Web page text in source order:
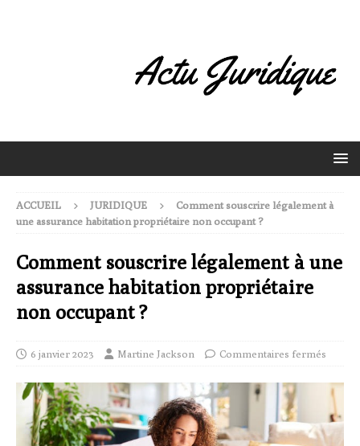
ACCUEIL JURIDIQUE
Comment souscrire légalement à
une assurance habitation propriétaire non occupant ?
Comment souscrire légalement à une
assurance habitation propriétaire
non occupant ?
6 janvier 2023 Martine Jackson Commentaires fermés